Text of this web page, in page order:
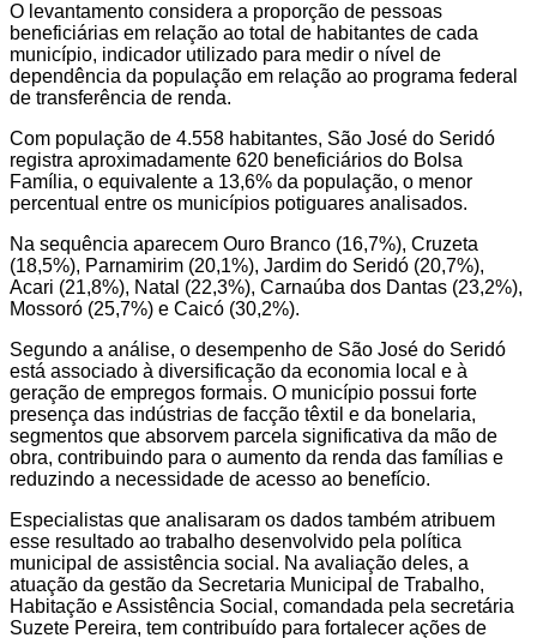
O levantamento considera a proporção de pessoas
beneficiárias em relação ao total de habitantes de cada
município, indicador utilizado para medir o nível de
dependência da população em relação ao programa federal
de transferência de renda.
Com população de 4.558 habitantes, São José do Seridó
registra aproximadamente 620 beneficiários do Bolsa
Família, o equivalente a 13,6% da população, o menor
percentual entre os municípios potiguares analisados.
Na sequência aparecem Ouro Branco (16,7%), Cruzeta
(18,5%), Parnamirim (20,1%), Jardim do Seridó (20,7%),
Acari (21,8%), Natal (22,3%), Carnaúba dos Dantas (23,2%),
Mossoró (25,7%) e Caicó (30,2%).
Segundo a análise, o desempenho de São José do Seridó
está associado à diversificação da economia local e à
geração de empregos formais. O município possui forte
presença das indústrias de facção têxtil e da bonelaria,
segmentos que absorvem parcela significativa da mão de
obra, contribuindo para o aumento da renda das famílias e
reduzindo a necessidade de acesso ao benefício.
Especialistas que analisaram os dados também atribuem
esse resultado ao trabalho desenvolvido pela política
municipal de assistência social. Na avaliação deles, a
atuação da gestão da Secretaria Municipal de Trabalho,
Habitação e Assistência Social, comandada pela secretária
Suzete Pereira, tem contribuído para fortalecer ações de